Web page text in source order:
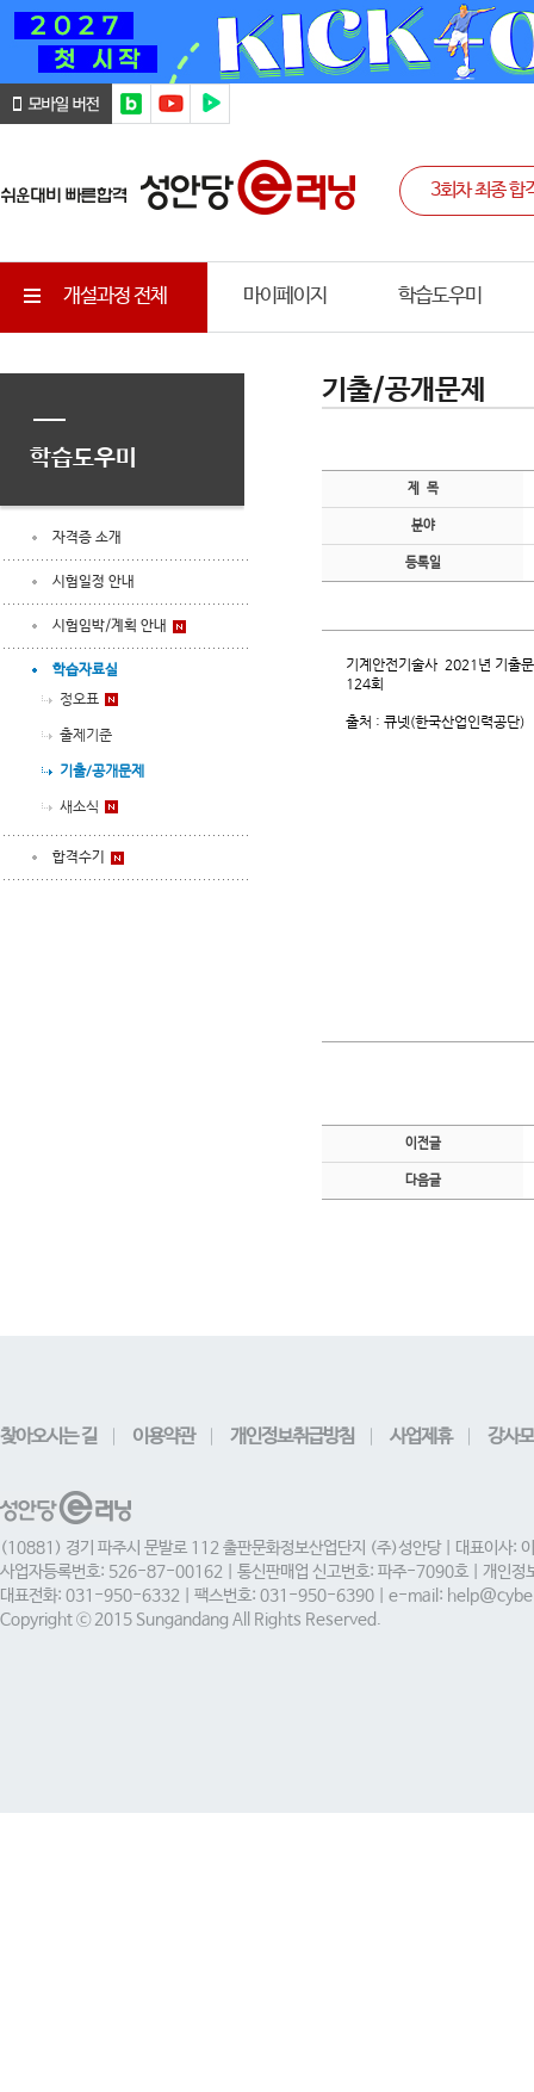
개설과정 전체 마이페이지 학습도우미
학습도우미
자격증 소개
시험일정 안내
시험임박/계획 안내
학습자료실
정오표
출제기준
기출/공개문제
새소식
합격수기
기출/공개문제
제 목
분야
등록일
기계안전기술사 2021년 기출
124회
출처 : 큐넷(한국산업인력공단)
이전글
다음글
찾아오시는 길 이용약관 개인정보취급방침 사업제휴 강사
(10881) 경기 파주시 문발로 112 출판문화정보산업단지 (주)성안당 | 대표이사:
사업자등록번호: 526-87-00162 | 통신판매업 신고번호: 파주-7090호 | 개인정
대표전화: 031-950-6332 | 팩스번호: 031-950-6390 | e-mail:
Copyright ⓒ 2015 Sungandang All Rights Reserved.